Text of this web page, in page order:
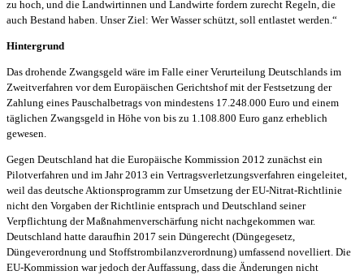
zu hoch, und die Landwirtinnen und Landwirte fordern zurecht Regeln, die
auch Bestand haben. Unser Ziel: Wer Wasser schützt, soll entlastet werden.“
Hintergrund
Das drohende Zwangsgeld wäre im Falle einer Verurteilung Deutschlands im
Zweitverfahren vor dem Europäischen Gerichtshof mit der Festsetzung der
Zahlung eines Pauschalbetrags von mindestens 17.248.000 Euro und einem
täglichen Zwangsgeld in Höhe von bis zu 1.108.800 Euro ganz erheblich
gewesen.
Gegen Deutschland hat die Europäische Kommission 2012 zunächst ein
Pilotverfahren und im Jahr 2013 ein Vertragsverletzungsverfahren eingeleitet,
weil das deutsche Aktionsprogramm zur Umsetzung der EU-Nitrat-Richtlinie
nicht den Vorgaben der Richtlinie entsprach und Deutschland seiner
Verpflichtung der Maßnahmenverschärfung nicht nachgekommen war.
Deutschland hatte daraufhin 2017 sein Düngerecht (Düngegesetz,
Düngeverordnung und Stoffstrombilanzverordnung) umfassend novelliert. Die
EU-Kommission war jedoch der Auffassung, dass die Änderungen nicht